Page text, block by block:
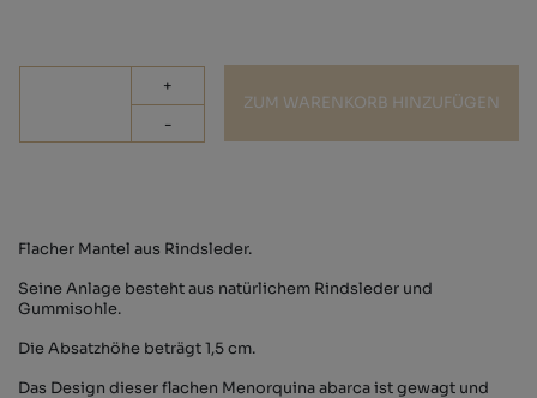
+
-
ZUM WARENKORB HINZUFÜGEN
Flacher Mantel aus Rindsleder.
Seine Anlage besteht aus natürlichem Rindsleder und
Gummisohle.
Die Absatzhöhe beträgt 1,5 cm.
Das Design dieser flachen Menorquina abarca ist gewagt und